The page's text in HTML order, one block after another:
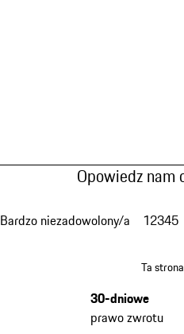
Opowiedz nam
Bardzo niezadowolony/a 12345
Ta
30-dniowe
prawo zwrotu